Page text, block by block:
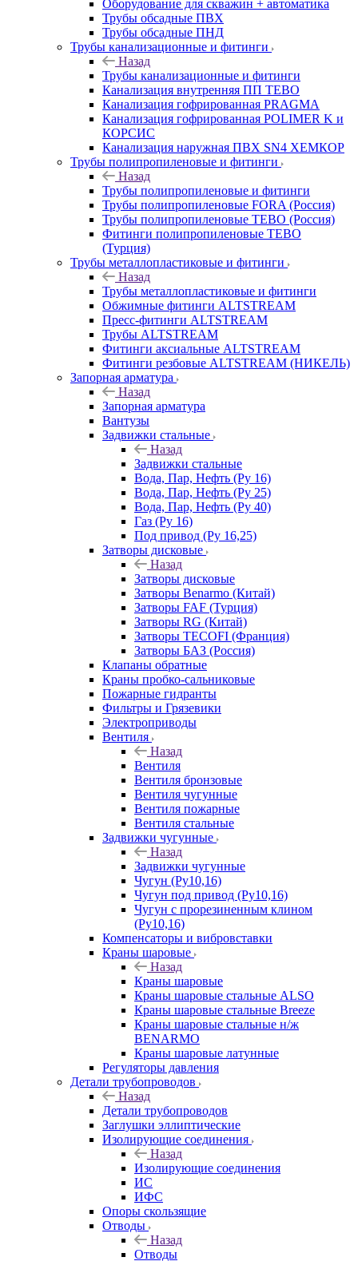
Оборудование для скважин + автоматика
Трубы обсадные ПВХ
Трубы обсадные ПНД
Трубы канализационные и фитинги
Назад
Трубы канализационные и фитинги
Канализация внутренняя ПП TEBO
Канализация гофрированная PRAGMA
Канализация гофрированная POLIMER K и
КОРСИС
Канализация наружная ПВХ SN4 ХЕМКОР
Трубы полипропиленовые и фитинги
Назад
Трубы полипропиленовые и фитинги
Трубы полипропиленовые FORA (Россия)
Трубы полипропиленовые TEBO (Россия)
Фитинги полипропиленовые TEBO
(Турция)
Трубы металлопластиковые и фитинги
Назад
Трубы металлопластиковые и фитинги
Обжимные фитинги ALTSTREAM
Пресс-фитинги ALTSTREAM
Трубы ALTSTREAM
Фитинги аксиальные ALTSTREAM
Фитинги резбовые ALTSTREAM (НИКЕЛЬ)
Запорная арматура
Назад
Запорная арматура
Вантузы
Задвижки стальные
Назад
Задвижки стальные
Вода, Пар, Нефть (Ру 16)
Вода, Пар, Нефть (Ру 25)
Вода, Пар, Нефть (Ру 40)
Газ (Ру 16)
Под привод (Ру 16,25)
Затворы дисковые
Назад
Затворы дисковые
Затворы Benarmo (Китай)
Затворы FAF (Турция)
Затворы RG (Китай)
Затворы TECOFI (Франция)
Затворы БАЗ (Россия)
Клапаны обратные
Краны пробко-сальниковые
Пожарные гидранты
Фильтры и Грязевики
Электроприводы
Вентиля
Назад
Вентиля
Вентиля бронзовые
Вентиля чугунные
Вентиля пожарные
Вентиля стальные
Задвижки чугунные
Назад
Задвижки чугунные
Чугун (Ру10,16)
Чугун под привод (Ру10,16)
Чугун с прорезиненным клином
(Ру10,16)
Компенсаторы и вибровставки
Краны шаровые
Назад
Краны шаровые
Краны шаровые стальные ALSO
Краны шаровые стальные Breeze
Краны шаровые стальные н/ж
BENARMO
Краны шаровые латунные
Регуляторы давления
Детали трубопроводов
Назад
Детали трубопроводов
Заглушки эллиптические
Изолирующие соединения
Назад
Изолирующие соединения
ИС
ИФС
Опоры скользящие
Отводы
Назад
Отводы